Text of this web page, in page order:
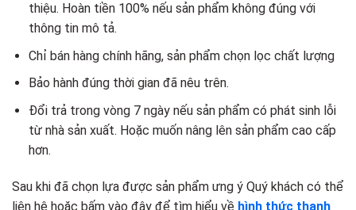
thiệu. Hoàn tiền 100% nếu sản phẩm không đúng với
thông tin mô tả.
Chỉ bán hàng chính hãng, sản phẩm chọn lọc chất lượng
Bảo hành đúng thời gian đã nêu trên.
Đổi trả trong vòng 7 ngày nếu sản phẩm có phát sinh lỗi
từ nhà sản xuất. Hoặc muốn nâng lên sản phẩm cao cấp
hơn.
Sau khi đã chọn lựa được sản phẩm ưng ý Quý khách có thể
liên hệ hoặc bấm vào đây để tìm hiểu về hình thức thanh